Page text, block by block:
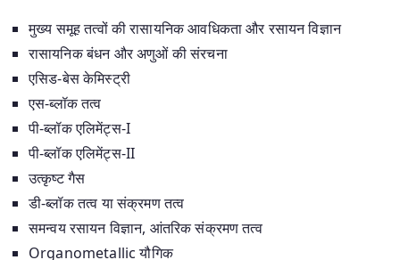
मुख्य समूह तत्वों की रासायनिक आवधिकता और रसायन विज्ञान
रासायनिक बंधन और अणुओं की संरचना
एसिड-बेस केमिस्ट्री
एस-ब्लॉक तत्व
पी-ब्लॉक एलिमेंट्स-I
पी-ब्लॉक एलिमेंट्स-II
उत्कृष्ट गैस
डी-ब्लॉक तत्व या संक्रमण तत्व
समन्वय रसायन विज्ञान, आंतरिक संक्रमण तत्व
Organometallic यौगिक